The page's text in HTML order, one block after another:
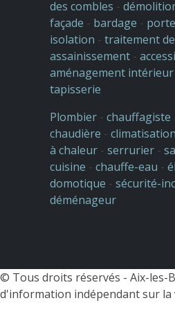
des combles -
façade - bardage -
isolation - traitement
assainissement -
aménagement intérieur
tapisserie
Plombier - chauffagiste
chaudière - climatisation
à chaleur - serrurier -
cuisine - chauffe-eau -
domotique - sécurité-
déménageur
© Tous droits réservés - Aix-les-
d'information indépendant sur la